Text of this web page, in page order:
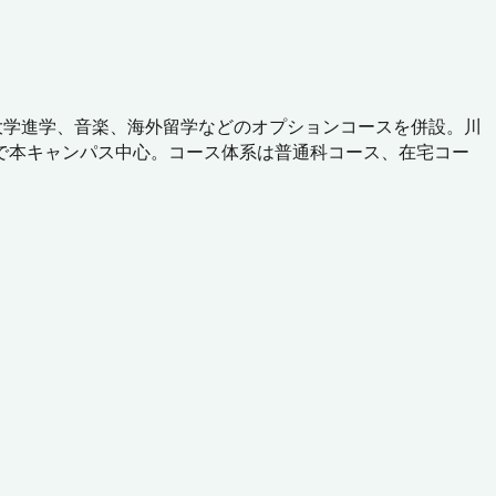
進学、音楽、海外留学などのオプションコースを併設。川
キャンパス中心。コース体系は普通科コース、在宅コー